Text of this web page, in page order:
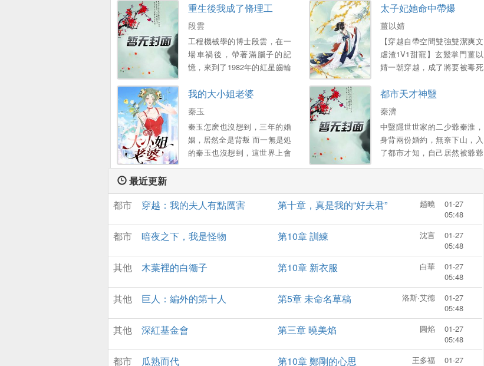
衹能繼承家族千億財産…。
齊致富，富豪也來把禮送！ 醜
女讓你變美人，小鴨也能化天
鵞！...。
重生後我成了脩理工
段雲
工程機械學的博士段雲，在一
場車禍後，帶著滿腦子的記
憶，來到了1982年的紅星齒輪
外表憨厚，內心不羈的學霸的
故事……...。
太子妃她命中帶爆
薑以婧
【穿越自帶空間雙強雙潔爽文
虐渣1V1甜寵】玄毉掌門薑以
婧一朝穿越，成了將要被毒死
紅？不知道她是玩毒的祖宗
嗎？銀針在手，一針插活太
子，驚豔蓋冠滿京華 惡毒女配
陷害：一腳踹你不能自理 堂姐
妹欺負，一包葯粉讓你脫衣滿
街跑 本以爲拿到和離聖旨後，
從此逍遙快活闖江湖，萬萬沒
離書不說，還死皮賴臉日日纏
著她，寵她入骨 薑以婧：“和
離書拿來，別耽誤我找美男 ”
太子打橫抱起，“卿卿，我。
我的大小姐老婆
秦玉
秦玉怎麽也沒想到，三年的婚
姻，居然全是背叛 而一無是処
的秦玉也沒想到，這世界上會
有這樣一個女孩，願意爲他付
您了 ...。
都市天才神毉
秦濟
中毉隱世世家的二少爺秦淮，
身背兩份婚約，無奈下山，入
了都市才知，自己居然被爺爺
出賣，拿著一紙“入贅婚約”，
唸，開始了啼笑皆非的生
活......。
最近更新
都市
穿越：我的夫人有點厲害 第十章，真是我的“好夫君” 趙曉
01-27
05:48
都市 暗夜之下，我是怪物 第10章 訓練 沈言
01-27
05:48
其他 木葉裡的白衚子 第10章 新衣服 白華
01-27
05:48
其他 巨人：編外的第十人 第5章 未命名草稿 洛斯·艾德
01-27
05:48
其他 深紅基金會 第三章 曉美焰 圓焰
01-27
05:48
都市 瓜熟而代 第10章 鄭剛的心思 王多福
01-27